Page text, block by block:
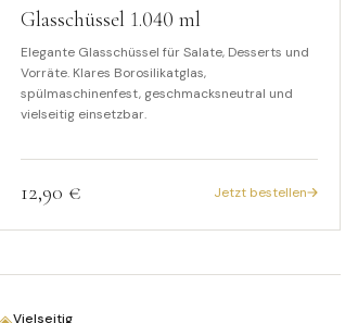
Glasschüssel 1.040 ml
Elegante Glasschüssel für Salate, Desserts und
Vorräte. Klares Borosilikatglas,
spülmaschinenfest, geschmacksneutral und
vielseitig einsetzbar.
12,90 € Jetzt bestellen
Vielseitig